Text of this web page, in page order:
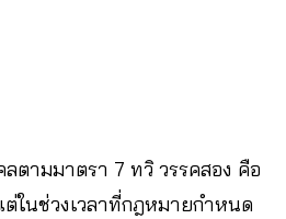
ตามมาตรา 7 ทวิ วรรคสอง คือ
ในช่วงเวลาที่กฎหมายกำหนด